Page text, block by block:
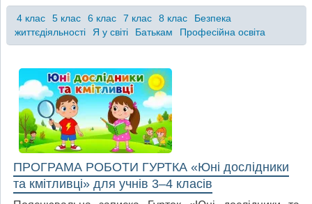
4 клас 5 клас 6 клас 7 клас 8 клас
Безпека
життєдіяльності
Я у світі Батькам Професійна освіта
ПРОГРАМА РОБОТИ ГУРТКА «Юні дослідники
та кмітливці» для учнів 3–4 класів